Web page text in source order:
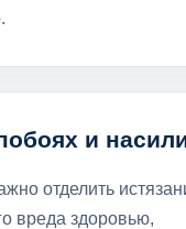
и
отделить
вреда здоровью,